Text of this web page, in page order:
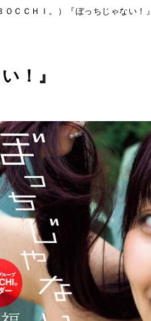
ＯＣＣＨＩ。）『ぼっちじゃない！』
！』